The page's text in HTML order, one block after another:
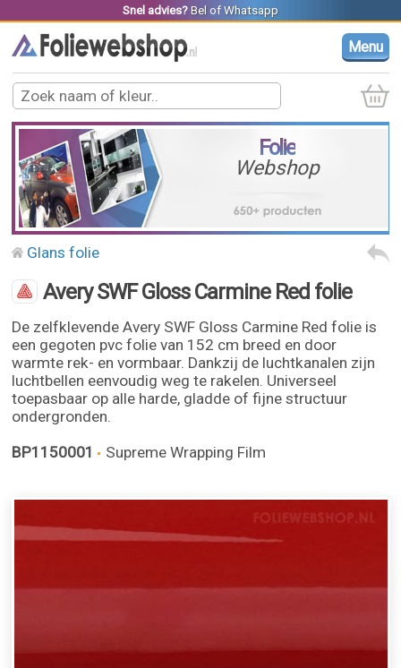
Snel advies? Belof Whatsapp
Menu
Folie
Webshop
Glans folie
Avery SWF Gloss Carmine Red folie
De zelfklevende Avery SWF Gloss Carmine Red folie is
een gegoten pvc folie van 152 cm breed en door
warmte rek- en vormbaar. Dankzij de luchtkanalen zijn
luchtbellen eenvoudig weg te rakelen. Universeel
toepasbaar op alle harde, gladde of fijne structuur
ondergronden.
BP1150001
Supreme Wrapping Film